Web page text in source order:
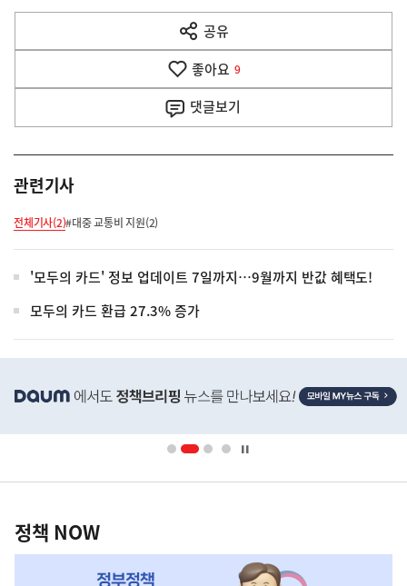
다
음
공유
열
기
좋아요 9
댓글보기
관련기사
전체기사(2)#대중 교통비 지원(2)
'모두의 카드' 정보 업데이트 7일까지…9월까지 반값 혜택도!
모두의 카드 환급 27.3% 증가
단
영
책
NOW,
정책 NOW